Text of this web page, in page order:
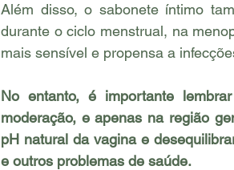
Além disso, o sabonete íntimo
durante o ciclo menstrual, na
mais sensível e propensa a
No entanto, é importante
moderação, e apenas na região
pH natural da vagina e
e outros problemas de saúde.